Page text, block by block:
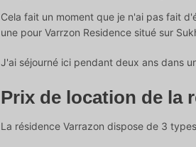
Cela fait un moment que je n'ai pas fait
une pour Varrzon Residence situé sur
J'ai séjourné ici pendant deux ans dans
Prix de location de la
La résidence Varrazon dispose de 3